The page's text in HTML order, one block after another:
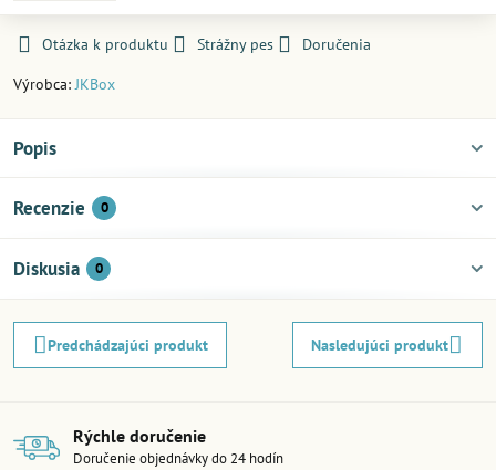
Otázka k produktu Strážny pes
Doručenia
Výrobca:JKBox
Popis
Recenzie 0
Diskusia 0
Predchádzajúci produkt Nasledujúci produkt
Rýchle doručenie
Doručenie objednávky do 24 hodín